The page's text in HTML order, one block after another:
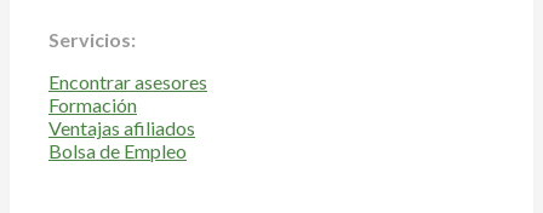
Servicios:
Encontrar asesores
Formación
Ventajas afiliados
Bolsa de Empleo